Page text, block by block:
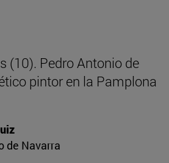
(10). Pedro Antonio de
pintor en la Pamplona
de Navarra